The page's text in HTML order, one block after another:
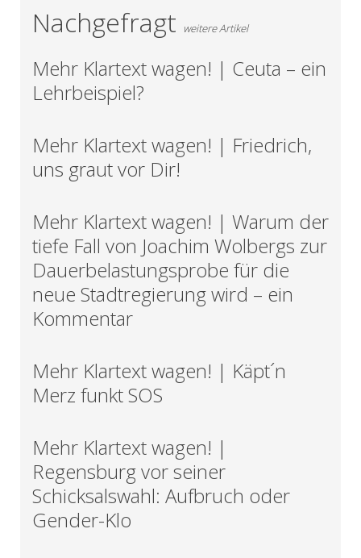
Nachgefragt weitere Artikel
Mehr Klartext wagen! | Ceuta – ein
Lehrbeispiel?
Mehr Klartext wagen! | Friedrich,
uns graut vor Dir!
Mehr Klartext wagen! | Warum der
tiefe Fall von Joachim Wolbergs zur
Dauerbelastungsprobe für die
neue Stadtregierung wird – ein
Kommentar
Mehr Klartext wagen! | Käpt´n
Merz funkt SOS
Mehr Klartext wagen! |
Regensburg vor seiner
Schicksalswahl: Aufbruch oder
Gender-Klo